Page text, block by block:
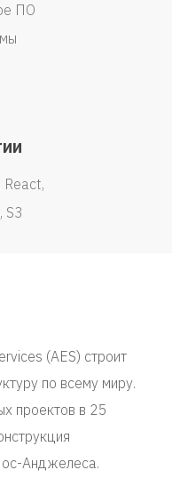
ПО
React
S3
(AES) строит
по всему миру.
проектов в 25
Анджелеса.